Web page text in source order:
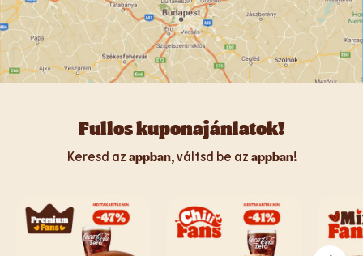
Fullos kuponajánlatok!
Keresd az appban, váltsd be az appban!